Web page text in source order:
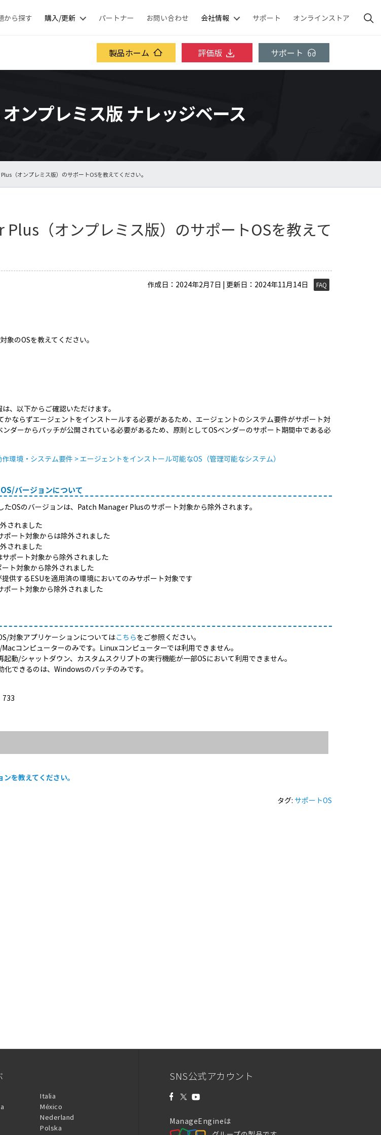
から探す 購入/更新 パートナー お問い合わせ 会社情報 サポート オンラインストア
製品ホーム 評価版 サポート
ンプレミス版 ナレッジベース
（オンプレミス版）のサポートOSを教えてください。
（オンプレミス版）のサポートOSを教えて
作成日：2024年2月7日 | 更新日：2024年11月14日 FAQ
のOSを教えてください。
、以下からご確認いただけます。
かならずエージェントをインストールする必要があるため、エージェントのシステム要件がサポート対
ダーからパッチが公開されている必要があるため、原則としてOSベンダーのサポート期間中である必
環境・システム要件 > エージェントをインストール可能なOS（管理可能なシステム）
バージョンについて
OSのバージョンは、Patch Manager Plusのサポート対象から除外されます。
されました
ート対象からは除外されました
されました
ポート対象から除外されました
ト対象から除外されました
供するESUを適用済の環境においてのみサポート対象です
ート対象から除外されました
対象アプリケーションについてはこちらをご参照ください。
コンピューターのみです。Linuxコンピューターでは利用できません。
動/シャットダウン、カスタムスクリプトの実行機能が一部OSにおいて利用できません。
できるのは、Windowsのパッチのみです。
733
を教えてください。
タグ: サポートOS
Italia
México
Nederland
Polska
SNS公式アカウント
ManageEngineは